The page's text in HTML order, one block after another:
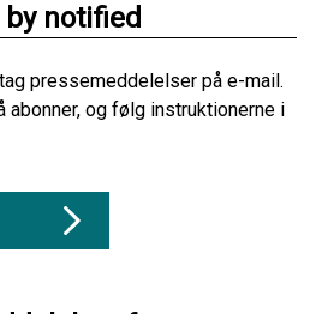
notified
pressemeddelelser på e-mail.
abonner, og følg instruktionerne i